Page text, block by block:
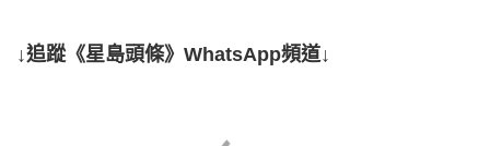
↓追蹤《星島頭條》WhatsApp頻道↓